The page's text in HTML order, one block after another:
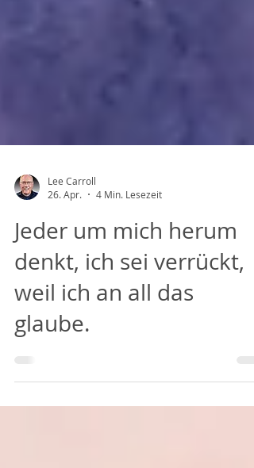
Lee Carroll
26. Apr.
4 Min. Lesezeit
Jeder um mich herum
denkt, ich sei verrückt,
weil ich an all das